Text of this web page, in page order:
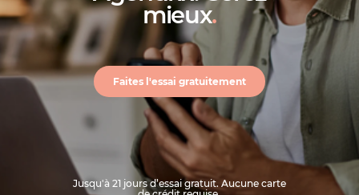
mieux.
Faites l'essai gratuitement
Jusqu'à 21 jours d’essai gratuit. Aucune carte